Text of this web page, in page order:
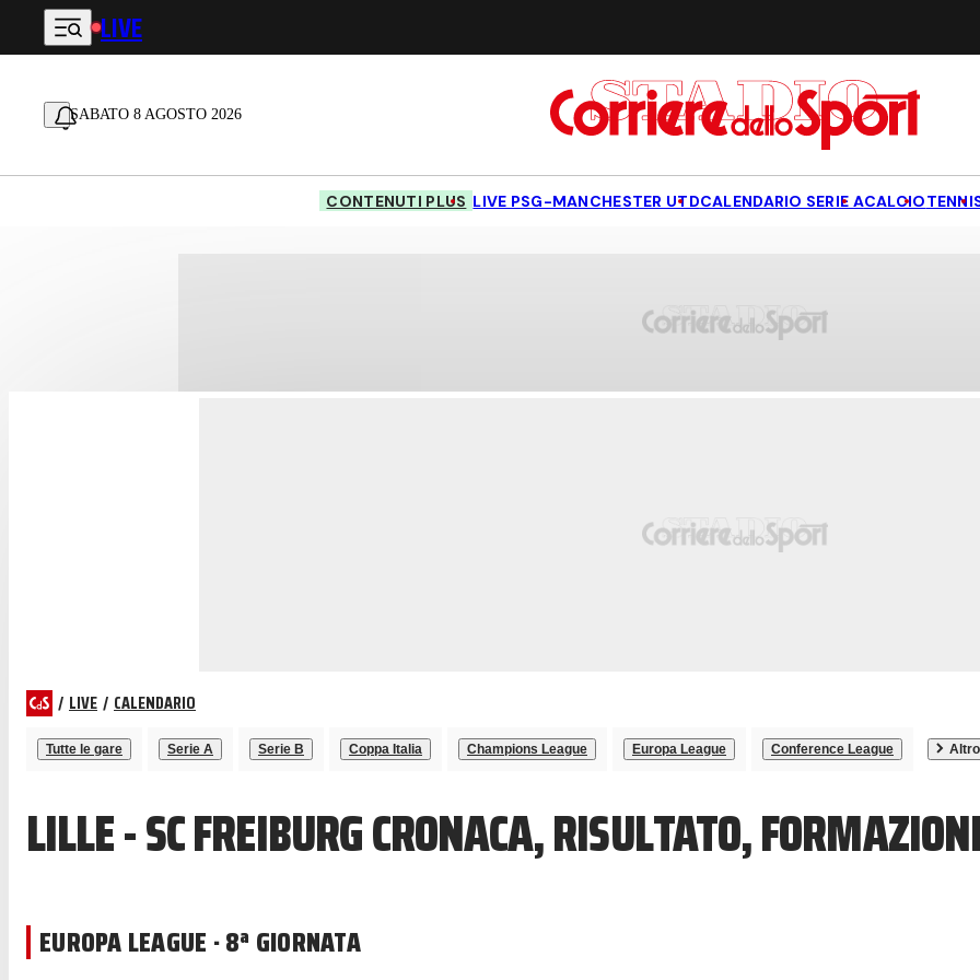
Vai al contenuto principale
LIVE
SABATO 8 AGOSTO 2026
CONTENUTI PLUS LIVE PSG-MANCHESTER UTDCALENDARIO SERIE ACALCIO
/ LIVE / CALENDARIO
Tutte le gare Serie A Serie B Coppa Italia Champions League Europa League Conference League Altro
LILLE - SC FREIBURG CRONACA, RISULTATO,
EUROPA LEAGUE · 8ª GIORNATA